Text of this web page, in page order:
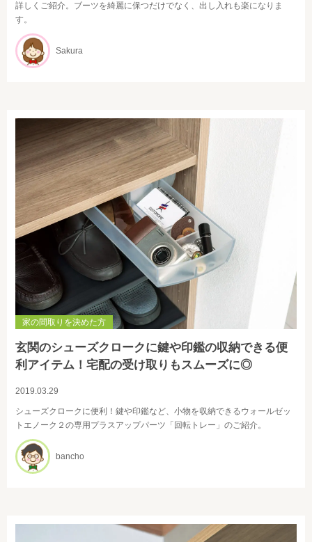
詳しくご紹介。ブーツを綺麗に保つだけでなく、出し入れも楽になりま
す。
Sakura
家の間取りを決めた方
玄関のシューズクロークに鍵や印鑑の収納できる便
利アイテム！宅配の受け取りもスムーズに◎
2019.03.29
シューズクロークに便利！鍵や印鑑など、小物を収納できるウォールゼッ
トエノーク２の専用プラスアップパーツ「回転トレー」のご紹介。
bancho